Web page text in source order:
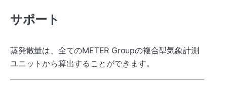
サポート
蒸発散量は、全てのMETER Groupの複合型気象計測
ユニットから算出することができます。